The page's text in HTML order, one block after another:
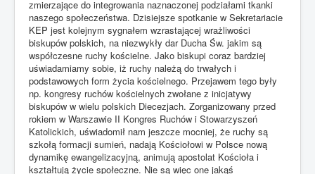
zmierzające do integrowania naznaczonej podziałami tkanki
naszego społeczeństwa. Dzisiejsze spotkanie w Sekretariacie
KEP jest kolejnym sygnałem wzrastającej wrażliwości
biskupów polskich, na niezwykły dar Ducha Św. jakim są
współczesne ruchy kościelne. Jako biskupi coraz bardziej
uświadamiamy sobie, iż ruchy należą do trwałych i
podstawowych form życia kościelnego. Przejawem tego były
np. kongresy ruchów kościelnych zwołane z inicjatywy
biskupów w wielu polskich Diecezjach. Zorganizowany przed
rokiem w Warszawie II Kongres Ruchów i Stowarzyszeń
Katolickich, uświadomił nam jeszcze mocniej, że ruchy są
szkołą formacji sumień, nadają Kościołowi w Polsce nową
dynamikę ewangelizacyjną, animują apostolat Kościoła i
kształtują życie społeczne. Nie są więc one jakąś